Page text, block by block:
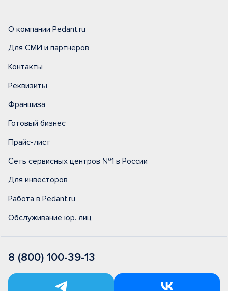
О компании Pedant.ru
Для СМИ и партнеров
Контакты
Реквизиты
Франшиза
Готовый бизнес
Прайс-лист
Сеть сервисных центров №1 в России
Для инвесторов
Работа в Pedant.ru
Обслуживание юр. лиц
8 (800) 100-39-13